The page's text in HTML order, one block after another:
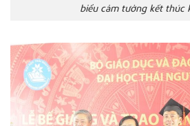
biểu cảm tưởng kết thúc